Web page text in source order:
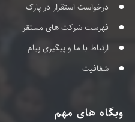
درخواست استقرار در پارک
فهرست شرکت های مستقر
ارتباط با ما و پیگیری پیام
شفافیت
وبگاه های مهم